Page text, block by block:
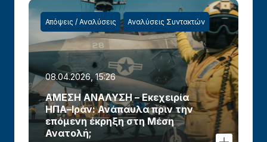
Απόψεις / Αναλύσεις Αναλύσεις Συντακτών
08.04.2026, 15:26
ΑΜΕΣΗ ΑΝΑΛΥΣΗ – Εκεχειρία
ΗΠΑ–Ιράν: Ανάπαυλα πριν την
επόμενη έκρηξη στη Μέση
Ανατολή;